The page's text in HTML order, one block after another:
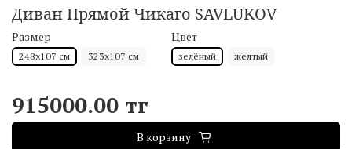
Диван Прямой Чикаго SAVLUKOV
Размер
248х107 см 323х107 см
Цвет
зелёный желтый
915000.00 тг
В корзину